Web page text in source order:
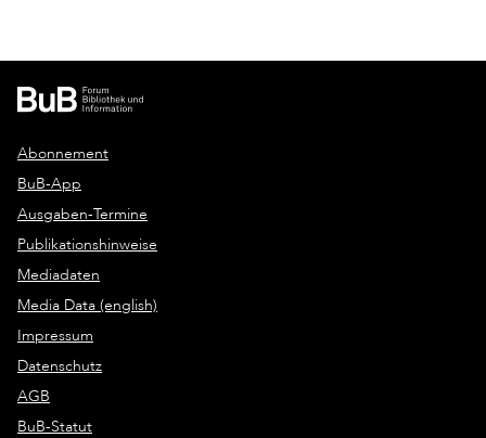
Abonnement
BuB-App
Ausgaben-Termine
Publikationshinweise
Mediadaten
Media Data (english)
Impressum
Datenschutz
AGB
BuB-Statut